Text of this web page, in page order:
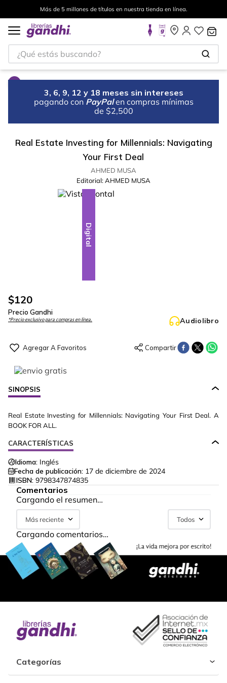
Más de 5 millones de títulos en nuestra tienda en línea.
¿Qué estás buscando?
3, 6, 9, 12 y 18 meses sin intereses
pagando con PayPal en compras mínimas
de $2,500
Real Estate Investing for Millennials: Navigating
Your First Deal
AHMED MUSA
Editorial:AHMED MUSA
Digital
$120
Precio Gandhi
*Precio exclusivo para compras en línea. Audiolibro
SINOPSIS
Real Estate Investing for Millennials: Navigating Your First Deal. A
BOOK FOR ALL.
CARACTERÍSTICAS
Idioma: Inglés
Fecha de publicación: 17 de diciembre de 2024
ISBN: 9798347874835
Comentarios
Cargando el resumen…
Más reciente Todos
Cargando comentarios…
Categorías